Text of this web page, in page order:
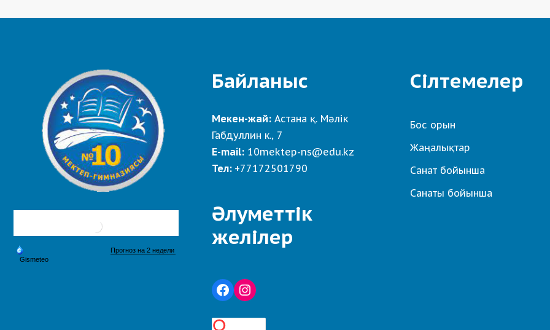
Байланыс
Мекен-жай: Астана қ. Мәлік
Габдуллин к., 7
E-mail: 10mektep-ns@edu.kz
Тел: +77172501790
Әлуметтік
желілер
Сілтемелер
Бос орын
Жаңалықтар
Санат бойынша
Санаты бойынша